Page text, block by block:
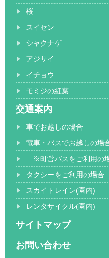
桜
スイセン
シャクナゲ
アジサイ
イチョウ
モミジの紅葉
交通案内
車でお越しの場合
電車・バスでお越しの場
※町営バスをご利用の
タクシーをご利用の場合
スカイトレイン(園内)
レンタサイクル(園内)
サイトマップ
お問い合わせ